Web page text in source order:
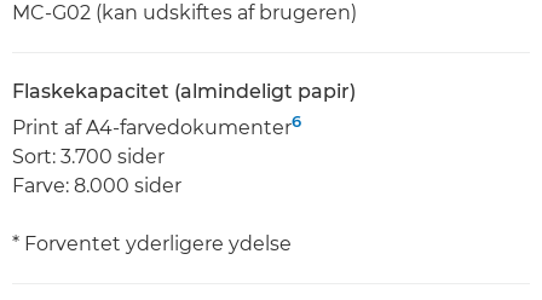
MC-G02 (kan udskiftes af brugeren)
Flaskekapacitet (almindeligt papir)
Print af A4-farvedokumenter6
Sort: 3.700 sider
Farve: 8.000 sider
* Forventet yderligere ydelse